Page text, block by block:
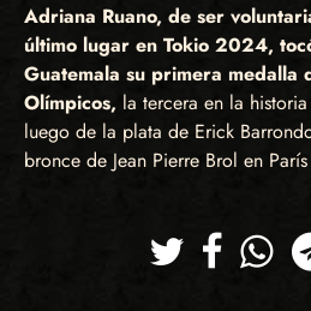
Adriana Ruano, de ser
último lugar en Tokio 2024,
Guatemala su primera medalla
Olímpicos, la tercera en la
luego de la plata de Erick
bronce de Jean Pierre Brol en
TwitterFacebook